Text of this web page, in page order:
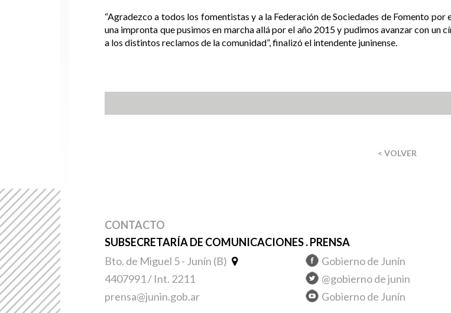
“Agradezco a todos los fomentistas y a la Federación de Sociedades de Fomento
una impronta que pusimos en marcha allá por el año 2015 y pudimos avanzar con un
a los distintos reclamos de la comunidad”, finalizó el intendente juninense.
< VOLVER
CONTACTO
SUBSECRETARÍA DE COMUNICACIONES . PRENSA
Bto. de Miguel 5 - Junín (B)
4407991 / Int. 2211
prensa@junin.gob.ar
Gobierno de Junín
@gobierno de junin
Gobierno de Junín